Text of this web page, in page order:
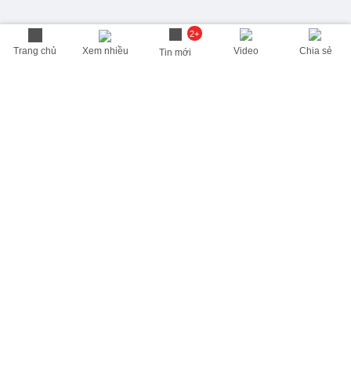
Trang chủ Xem nhiều
2+
Tin mới Video Chia sẻ